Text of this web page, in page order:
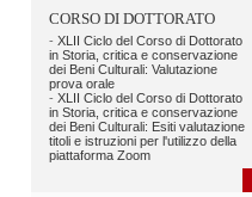
CORSO DI DOTTORATO
- XLII Ciclo del Corso di Dottorato
in Storia, critica e conservazione
dei Beni Culturali: Valutazione
prova orale
- XLII Ciclo del Corso di Dottorato
in Storia, critica e conservazione
dei Beni Culturali: Esiti valutazione
titoli e istruzioni per l'utilizzo della
piattaforma Zoom